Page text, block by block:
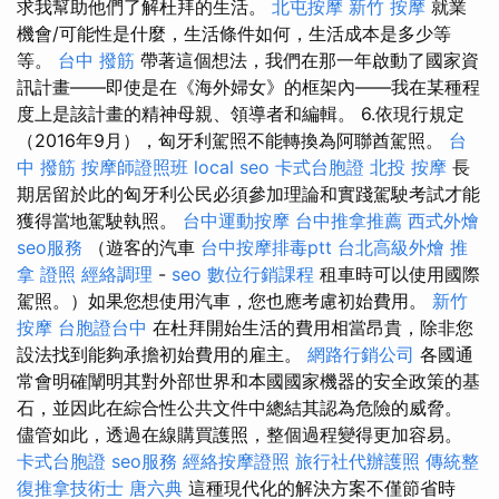
求我幫助他們了解杜拜的生活。 北屯按摩 新竹 按摩 就業
機會/可能性是什麼，生活條件如何，生活成本是多少等
等。 台中 撥筋 帶著這個想法，我們在那一年啟動了國家資
訊計畫——即使是在《海外婦女》的框架內——我在某種程
度上是該計畫的精神母親、領導者和編輯。 6.依現行規定
（2016年9月），匈牙利駕照不能轉換為阿聯酋駕照。 台
中 撥筋 按摩師證照班 local seo 卡式台胞證 北投 按摩 長
期居留於此的匈牙利公民必須參加理論和實踐駕駛考試才能
獲得當地駕駛執照。 台中運動按摩 台中推拿推薦 西式外燴
seo服務 （遊客的汽車 台中按摩排毒ptt 台北高級外燴 推
拿 證照 經絡調理 - seo 數位行銷課程 租車時可以使用國際
駕照。）如果您想使用汽車，您也應考慮初始費用。 新竹
按摩 台胞證台中 在杜拜開始生活的費用相當昂貴，除非您
設法找到能夠承擔初始費用的雇主。 網路行銷公司 各國通
常會明確闡明其對外部世界和本國國家機器的安全政策的基
石，並因此在綜合性公共文件中總結其認為危險的威脅。
儘管如此，透過在線購買護照，整個過程變得更加容易。
卡式台胞證 seo服務 經絡按摩證照 旅行社代辦護照 傳統整
復推拿技術士 唐六典 這種現代化的解決方案不僅節省時